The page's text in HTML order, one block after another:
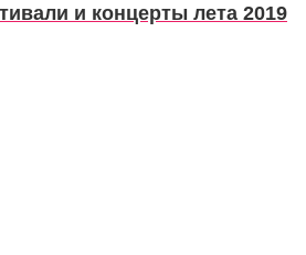
и концерты лета 2019